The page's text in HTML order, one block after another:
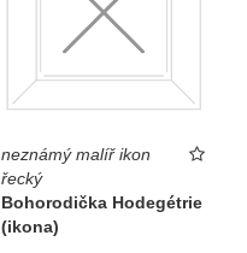
neznámý malíř ikon
řecký
Bohorodička Hodegétrie
(ikona)